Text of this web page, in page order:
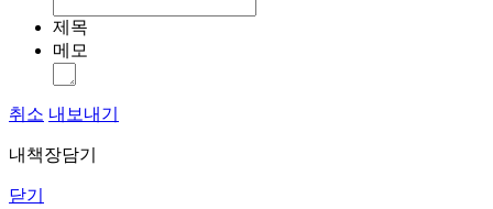
제목
메모
취소 내보내기
내책장담기
닫기